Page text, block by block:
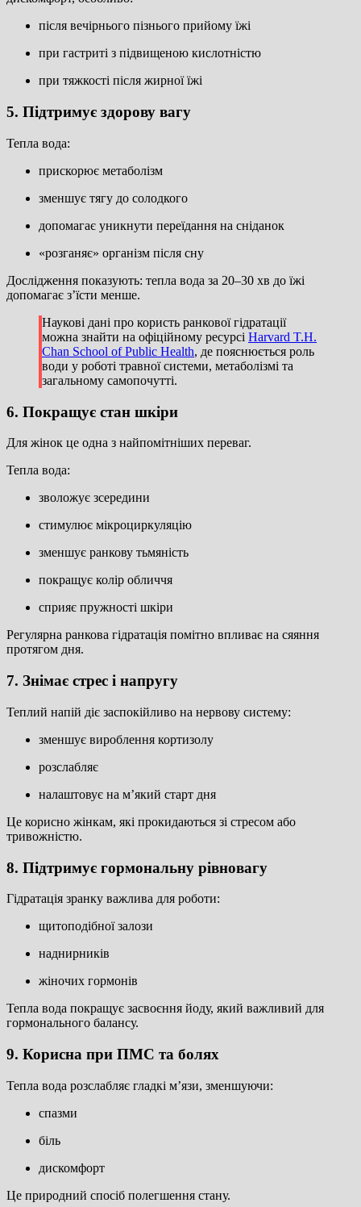
після вечірнього пізнього прийому їжі
при гастриті з підвищеною кислотністю
при тяжкості після жирної їжі
5. Підтримує здорову вагу
Тепла вода:
прискорює метаболізм
зменшує тягу до солодкого
допомагає уникнути переїдання на сніданок
«розганяє» організм після сну
Дослідження показують: тепла вода за 20–30 хв до їжі
допомагає з’їсти менше.
Наукові дані про користь ранкової гідратації
можна знайти на офіційному ресурсі Harvard T.H.
Chan School of Public Health, де пояснюється роль
води у роботі травної системи, метаболізмі та
загальному самопочутті.
6. Покращує стан шкіри
Для жінок це одна з найпомітніших переваг.
Тепла вода:
зволожує зсередини
стимулює мікроциркуляцію
зменшує ранкову тьмяність
покращує колір обличчя
сприяє пружності шкіри
Регулярна ранкова гідратація помітно впливає на сяяння
протягом дня.
7. Знімає стрес і напругу
Теплий напій діє заспокійливо на нервову систему:
зменшує вироблення кортизолу
розслабляє
налаштовує на м’який старт дня
Це корисно жінкам, які прокидаються зі стресом або
тривожністю.
8. Підтримує гормональну рівновагу
Гідратація зранку важлива для роботи:
щитоподібної залози
наднирників
жіночих гормонів
Тепла вода покращує засвоєння йоду, який важливий для
гормонального балансу.
9. Корисна при ПМС та болях
Тепла вода розслабляє гладкі м’язи, зменшуючи:
спазми
біль
дискомфорт
Це природний спосіб полегшення стану.